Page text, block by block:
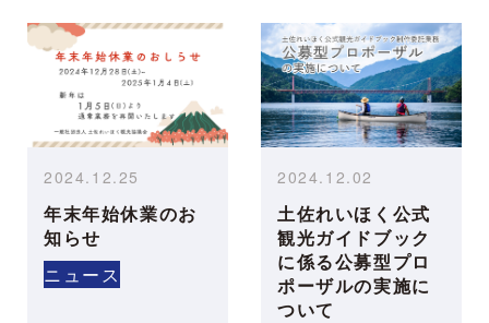
年末年始休業のお
知らせ
2024.12.25
ニュース
土佐れいほく公式
観光ガイドブック
に係る公募型プロ
ポーザルの実施に
ついて
2024.12.02